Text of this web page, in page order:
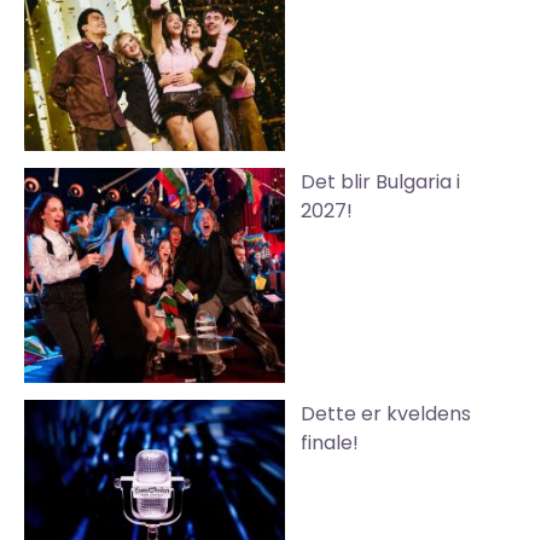
Det blir Bulgaria i
2027!
Dette er kveldens
finale!